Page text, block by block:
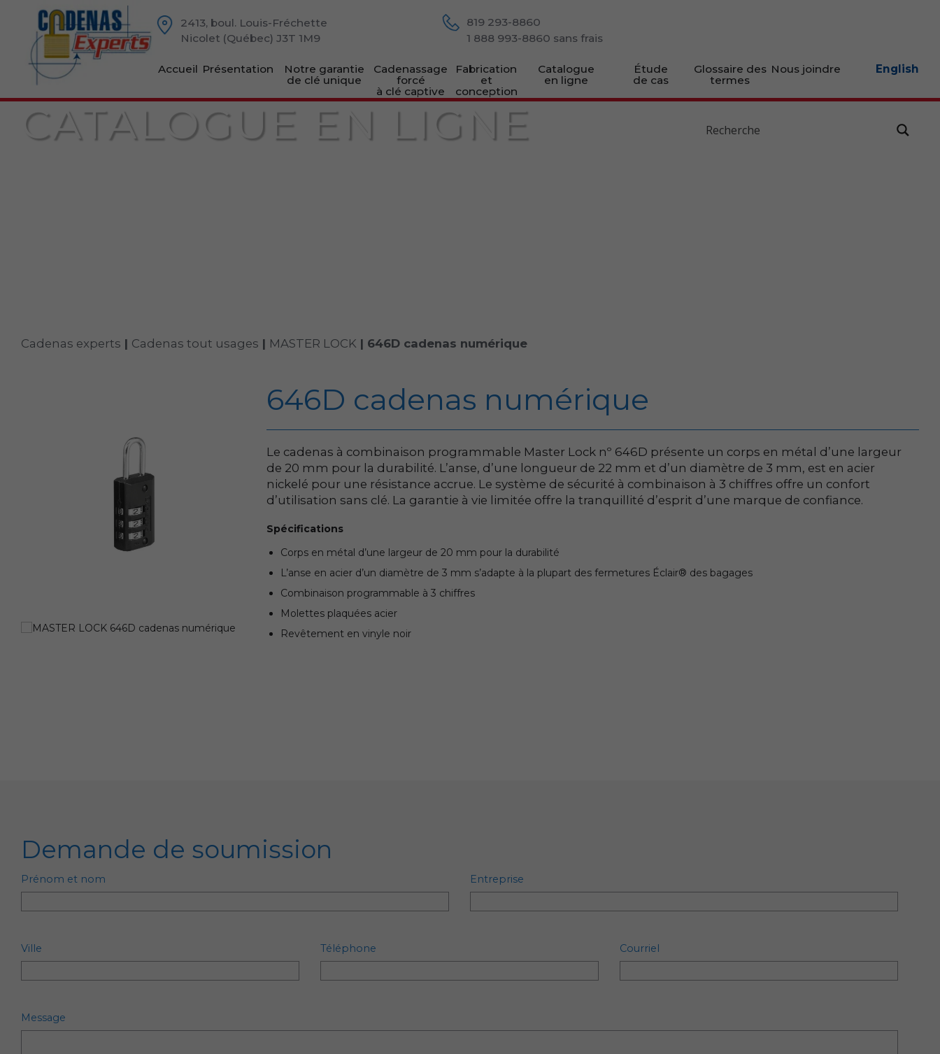
2413, boul. Louis-Fréchette
Nicolet (Québec) J3T 1M9
819 293-8860
1 888 993-8860 sans frais
Accueil Présentation
Notre garantie
de clé unique
Cadenassage
forcé
à clé captive
Fabrication
et
conception
Catalogue
en ligne
Étude
de cas
Glossaire des
termes
Nous joindre English
CATALOGUE EN LIGNE
Cadenas experts | Cadenas tout usages | MASTER LOCK | 646D cadenas numérique
646D cadenas numérique
Le cadenas à combinaison programmable Master Lock nº 646D présente un corps en métal d’une largeur
de 20 mm pour la durabilité. L’anse, d’une longueur de 22 mm et d’un diamètre de 3 mm, est en acier
nickelé pour une résistance accrue. Le système de sécurité à combinaison à 3 chiffres offre un confort
d’utilisation sans clé. La garantie à vie limitée offre la tranquillité d’esprit d’une marque de confiance.
Spécifications
Corps en métal d’une largeur de 20 mm pour la durabilité
L’anse en acier d’un diamètre de 3 mm s’adapte à la plupart des fermetures Éclair® des bagages
Combinaison programmable à 3 chiffres
Molettes plaquées acier
Revêtement en vinyle noir
Demande de soumission
Prénom et nom Entreprise
Ville Téléphone Courriel
Message